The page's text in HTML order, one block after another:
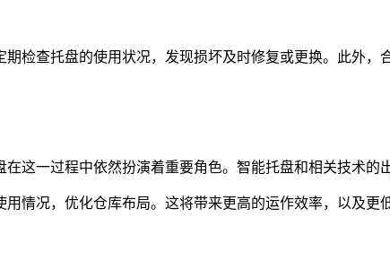
检查托盘的使用状况，发现损坏及时修复或更换。此外
这一过程中依然扮演着重要角色。智能托盘和相关技术的
情况，优化仓库布局。这将带来更高的运作效率，以及更